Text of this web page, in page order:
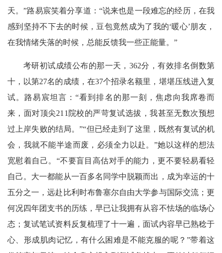
天。”路易宸笑着分享道：“说来也是一段难忘的经历，在我
感到坚持不下去的时候，豆包竟然成为了我的‘暖心’朋友，
在我情绪失落的时候，总能反馈我一些正能量。”
考研初试成绩公布的那一天，362分，有效排名倒数第
十，以第27名的成绩，在37个招录名额里，堪堪压线进入复
试。路易宸坦言：“看到排名的那一刻，焦虑向我席卷而
来，面对顶尖211院校的严苛复试选拔，我甚至无数次预想
过上岸失败的结局。”“但已经走到了这里，既然有复试的机
会，我就不能半途而废，必须全力以赴。”她以这样的想法
宽慰着自己。“不要盲目高估对手的能力，更不要轻易看轻
自己。大一都能从一百多名同学中脱颖而出，成为幸运的十
五分之一，远赴比利时布鲁塞尔自由大学参与国际交流；更
何况四年团支书的历练，早已让我拥有从容不怯场的临场心
态；复试笔试资料反复梳理了十一遍，面试内容早已熟稔于
心、形成肌肉记忆，有什么困难是不能克服的呢？”带着这